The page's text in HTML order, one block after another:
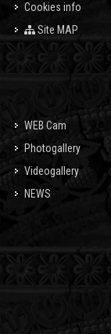
Cookies info
Site MAP
WEB Cam
Photogallery
Videogallery
NEWS